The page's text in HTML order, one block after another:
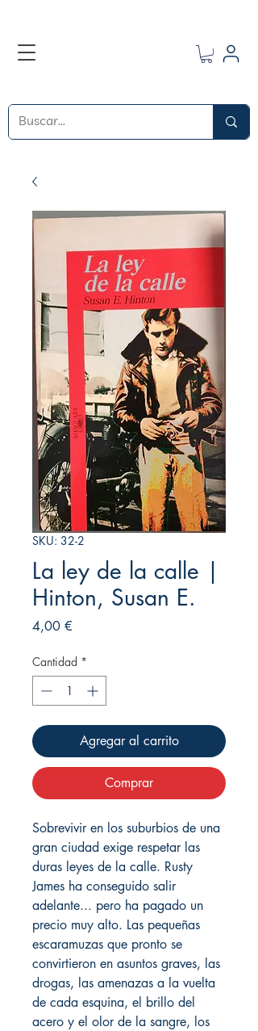
SKU: 32-2
La ley de la calle |
Hinton, Susan E.
4,00 €
Cantidad *
Agregar al carrito
Comprar
Sobrevivir en los suburbios de una
gran ciudad exige respetar las
duras leyes de la calle. Rusty
James ha conseguido salir
adelante... pero ha pagado un
precio muy alto. Las pequeñas
escaramuzas que pronto se
convirtieron en asuntos graves, las
drogas, las amenazas a la vuelta
de cada esquina, el brillo del
acero y el olor de la sangre, los